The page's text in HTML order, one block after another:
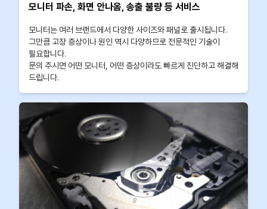
모니터 파손, 화면 안나옴, 송출 불량 등 서비스
모니터는 여러 브랜드에서 다양한 사이즈와 패널로 출시됩니다.
그만큼 고장 증상이나 원인 역시 다양하므로 전문적인 기술이
필요합니다.
문의 주시면 어떤 모니터, 어떤 증상이라도 빠르게 진단하고 해결해
드립니다.